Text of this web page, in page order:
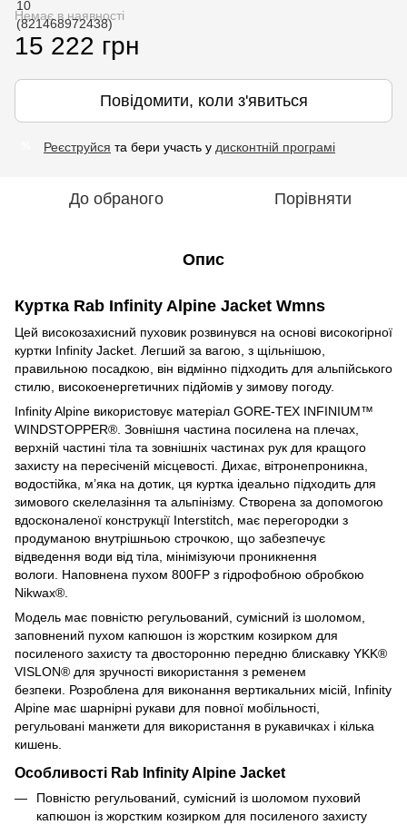
Немає в наявності
15 222 грн
Повідомити, коли з'явиться
Реєструйся та бери участь у дисконтній програмі
До обраного Порівняти
Опис
Куртка Rab Infinity Alpine Jacket Wmns
Цей високозахисний пуховик розвинувся на основі високогірної
куртки Infinity Jacket. Легший за вагою, з щільнішою,
правильною посадкою, він відмінно підходить для альпійського
стилю, високоенергетичних підйомів у зимову погоду.
Infinity Alpine використовує матеріал GORE-TEX INFINIUM™
WINDSTOPPER®. Зовнішня частина посилена на плечах,
верхній частині тіла та зовнішніх частинах рук для кращого
захисту на пересіченій місцевості. Дихає, вітронепроникна,
водостійка, м’яка на дотик, ця куртка ідеально підходить для
зимового скелелазіння та альпінізму. Створена за допомогою
вдосконаленої конструкції Interstitch, має перегородки з
продуманою внутрішньою строчкою, що забезпечує
відведення води від тіла, мінімізуючи проникнення
вологи. Наповнена пухом 800FP з гідрофобною обробкою
Nikwax®.
Модель має повністю регульований, сумісний із шоломом,
заповнений пухом капюшон із жорстким козирком для
посиленого захисту та двосторонню передню блискавку YKK®
VISLON® для зручності використання з ременем
безпеки. Розроблена для виконання вертикальних місій, Infinity
Alpine має шарнірні рукави для повної мобільності,
регульовані манжети для використання в рукавичках і кілька
кишень.
Особливості Rab Infinity Alpine Jacket
Повністю регульований, сумісний із шоломом пуховий
капюшон із жорстким козирком для посиленого захисту